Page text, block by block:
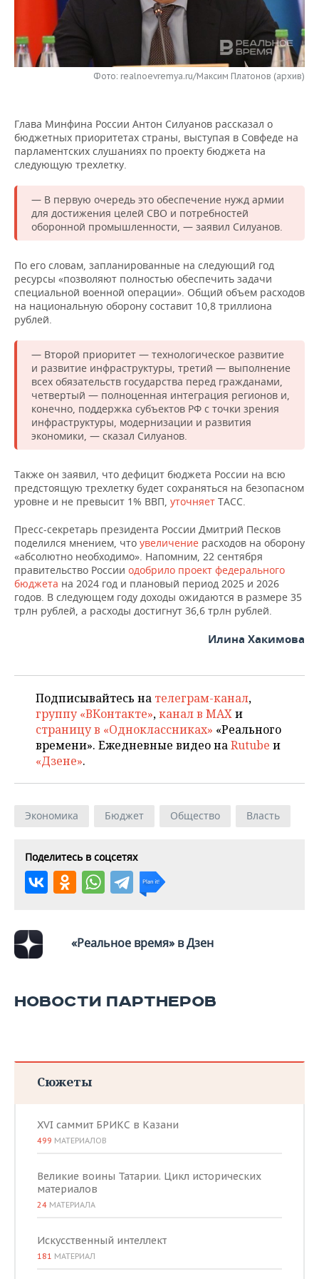
НЕФТЕХИМИЯ
НЕФТЬ
ОПК
РОЗНИЧНАЯ ТОРГОВЛЯ
ТРАНСПОРТ
НОВОСТИ ТЕХНОЛОГИЙ
IT
ТЕЛЕКОММУНИКАЦИИ
МЕРОПРИЯТИЯ
НОВОСТИ МЕРОПРИЯТИЙ
БИЗНЕС-БРАНЧИ
ONLINE-КОНФЕРЕНЦИИ
СПОРТ
ФУТБОЛ
ХОККЕЙ
ВОЛЕЙБОЛ
ФИГУРНОЕ КАТАНИЕ
ВОДНЫЕ ВИДЫ СПОРТА
ХОККЕЙ С МЯЧОМ
НОВОСТИ ОБЩЕСТВА
ВЛАСТЬ
ИСТОРИЯ
МЕДИЦИНА
ОБРАЗОВАНИЕ
ПРОИСШЕСТВИЯ
ФОТОГАЛЕРЕЯ
СЮЖЕТЫ
СПРАВОЧНИК
СПИСОК ПЕРСОН
ПОЛНАЯ ВЕРСИЯ
Фото: realnoevremya.ru/Максим Платонов (архив)
Глава Минфина России Антон Силуанов рассказал о
бюджетных приоритетах страны, выступая в Совфеде на
парламентских слушаниях по проекту бюджета на
следующую трехлетку.
— В первую очередь это обеспечение нужд армии
для достижения целей СВО и потребностей
оборонной промышленности, — заявил Силуанов.
По его словам, запланированные на следующий год
ресурсы «позволяют полностью обеспечить задачи
специальной военной операции». Общий объем расходов
на национальную оборону составит 10,8 триллиона
рублей.
— Второй приоритет — технологическое развитие
и развитие инфраструктуры, третий — выполнение
всех обязательств государства перед гражданами,
четвертый — полноценная интеграция регионов и,
конечно, поддержка субъектов РФ с точки зрения
инфраструктуры, модернизации и развития
экономики, — сказал Силуанов.
Также он заявил, что дефицит бюджета России на всю
предстоящую трехлетку будет сохраняться на безопасном
уровне и не превысит 1% ВВП, уточняет ТАСС.
Пресс-секретарь президента России Дмитрий Песков
поделился мнением, что увеличение расходов на оборону
«абсолютно необходимо». Напомним, 22 сентября
правительство России одобрило проект федерального
бюджета на 2024 год и плановый период 2025 и 2026
годов. В следующем году доходы ожидаются в размере 35
трлн рублей, а расходы достигнут 36,6 трлн рублей.
Илина Хакимова
Подписывайтесь на телеграм-канал,
группу «ВКонтакте»,канал в MAXи
страницу в «Одноклассниках» «Реального
времени». Ежедневные видео наRutube и
«Дзене».
Экономика Бюджет Общество Власть
Поделитесь в соцсетях
«Реальное время» в Дзен
НОВОСТИ ПАРТНЕРОВ
Сюжеты
XVI саммит БРИКС в Казани
499 МАТЕРИАЛОВ
Великие воины Татарии. Цикл исторических
материалов
24 МАТЕРИАЛА
Искусственный интеллект
181 МАТЕРИАЛ